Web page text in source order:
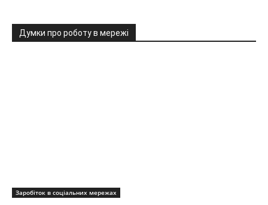
Думки про роботу в мережі
Заробіток в соціальних мережах